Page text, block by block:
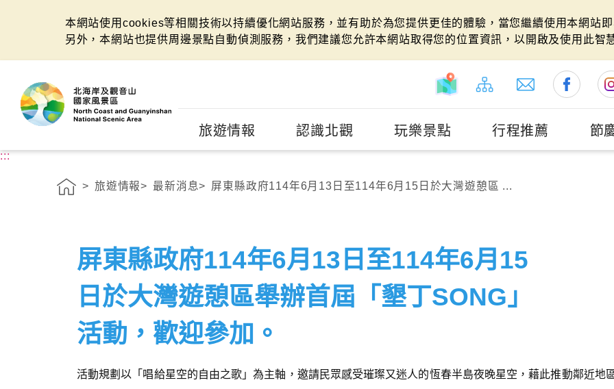
本網站使用cookies等相關技術以持續優化網站服務，並有助於為您提供更佳的體驗，當您繼續使用本網站
另外，本網站也提供周邊景點自動偵測服務，我們建議您允許本網站取得您的位置資訊，以開啟及使用此智
旅遊情報 認識北觀 玩樂景點 行程推薦 節
:::
旅遊情報 最新消息 屏東縣政府114年6月13日至114年6月15日於大灣遊憩區 ...
屏東縣政府114年6月13日至114年6月15
日於大灣遊憩區舉辦首屆「墾丁SONG」
活動，歡迎參加。
活動規劃以「唱給星空的自由之歌」為主軸，邀請民眾感受璀璨又迷人的恆春半島夜晚星空，藉此推動鄰近地